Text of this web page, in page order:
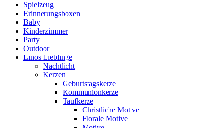
Spielzeug
Erinnerungsboxen
Baby
Kinderzimmer
Party
Outdoor
Linos Lieblinge
Nachtlicht
Kerzen
Geburtstagskerze
Kommunionkerze
Taufkerze
Christliche Motive
Florale Motive